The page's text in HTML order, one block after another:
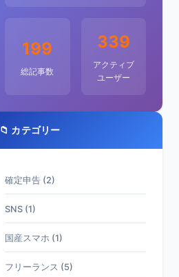
199
総記事数
339
アクティブ
ユーザー
📁 カテゴリー
確定申告 (2)
SNS (1)
国産スマホ (1)
フリーランス (5)